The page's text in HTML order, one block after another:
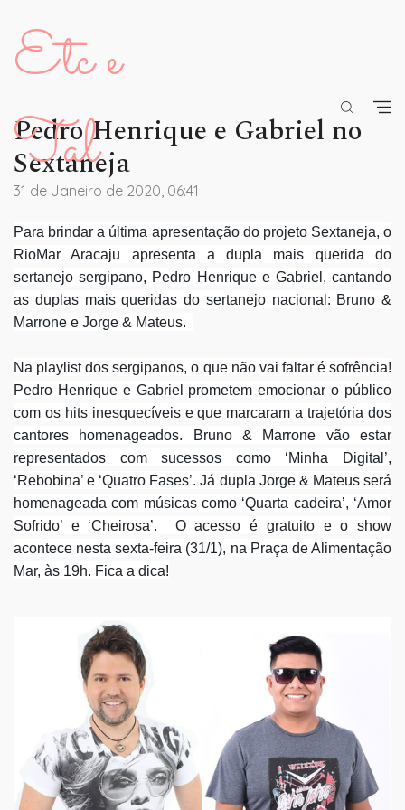
Etc e
Tal
Pedro Henrique e Gabriel no
Sextaneja
31 de Janeiro de 2020, 06:41
Para brindar a última apresentação do projeto Sextaneja, o
RioMar Aracaju apresenta a dupla mais querida do
sertanejo sergipano, Pedro Henrique e Gabriel, cantando
as duplas mais queridas do sertanejo nacional: Bruno &
Marrone e Jorge & Mateus.
Na playlist dos sergipanos, o que não vai faltar é sofrência!
Pedro Henrique e Gabriel prometem emocionar o público
com os hits inesquecíveis e que marcaram a trajetória dos
cantores homenageados. Bruno & Marrone vão estar
representados com sucessos como ‘Minha Digital’,
‘Rebobina’ e ‘Quatro Fases’. Já dupla Jorge & Mateus será
homenageada com músicas como ‘Quarta cadeira’, ‘Amor
Sofrido’ e ‘Cheirosa’. O acesso é gratuito e o show
acontece nesta sexta-feira (31/1), na Praça de Alimentação
Mar, às 19h. Fica a dica!